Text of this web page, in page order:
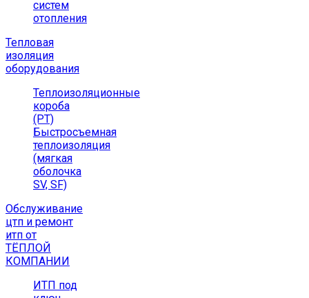
систем
отопления
Тепловая
изоляция
оборудования
Теплоизоляционные
короба
(РТ)
Быстросъемная
теплоизоляция
(мягкая
оболочка
SV, SF)
Обслуживание
цтп и ремонт
итп от
ТЁПЛОЙ
КОМПАНИИ
ИТП под